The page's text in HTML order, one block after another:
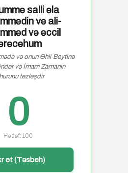
salli əla
və ali-
və əccil
və onun Əhli-Beytinə
və İmam Zamanın
tezləşdir
0
Hədəf: 100
et (Təsbeh)